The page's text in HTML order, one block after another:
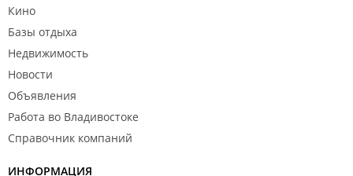
Кино
Базы отдыха
Недвижимость
Новости
Объявления
Работа во Владивостоке
Справочник компаний
ИНФОРМАЦИЯ